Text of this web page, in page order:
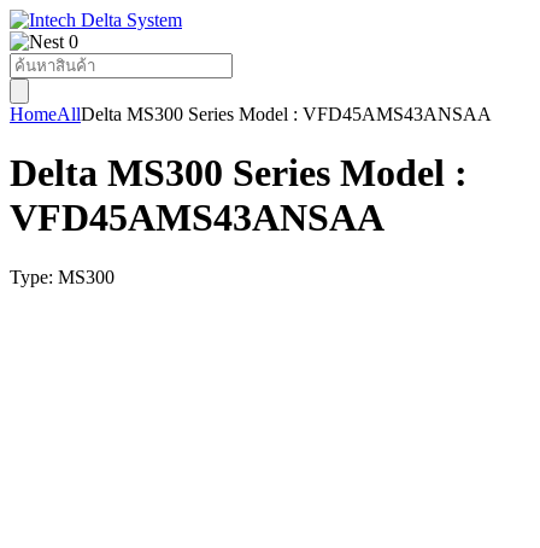
0
Products
search
HomeAllDelta MS300 Series Model : VFD45AMS43ANSAA
Delta MS300 Series Model :
VFD45AMS43ANSAA
Type: MS300